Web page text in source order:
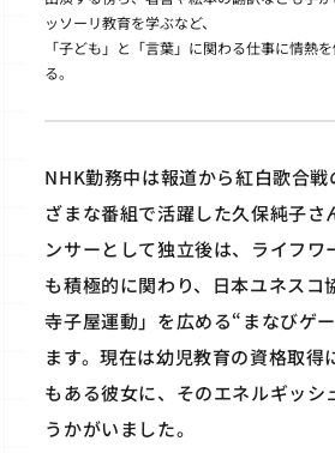
ッソーリ教育を学ぶなど、
「子ども」と「言葉」に関わる仕事に情熱
る。
NHK勤務中は報道から紅白歌合戦
ざまな番組で活躍した久保純子さ
ンサーとして独立後は、ライフワ
も積極的に関わり、日本ユネスコ
寺子屋運動」を広める“まなびゲ
ます。現在は幼児教育の資格取得
もある彼女に、そのエネルギッシ
うかがいました。